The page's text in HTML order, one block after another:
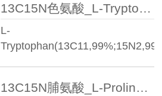
13C15N色氨酸_L-Tryptophan(13C11,99%;15N2,99%)
L-